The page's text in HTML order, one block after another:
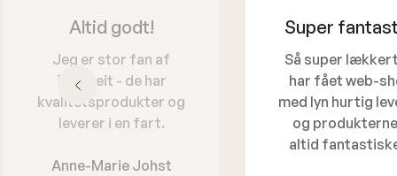
Altid godt!
Jeg er stor fan af
Tronveit - de har
kvalitetsprodukter og
leverer i en fart.
Anne-Marie Johst
Super
Så super
har fået web-
med lyn hurtig
og
altid